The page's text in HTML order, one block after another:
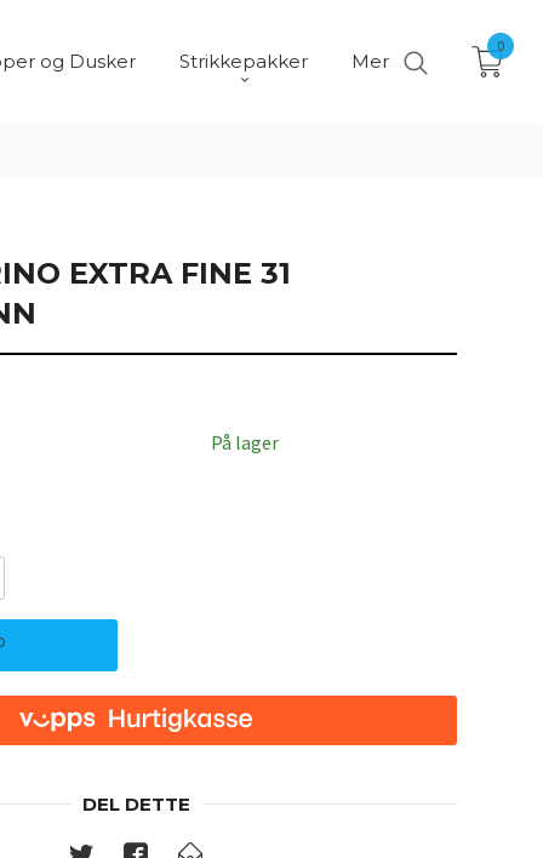
og Dusker Strikkepakker Mer
0
EXTRA FINE 31
På lager
DEL DETTE